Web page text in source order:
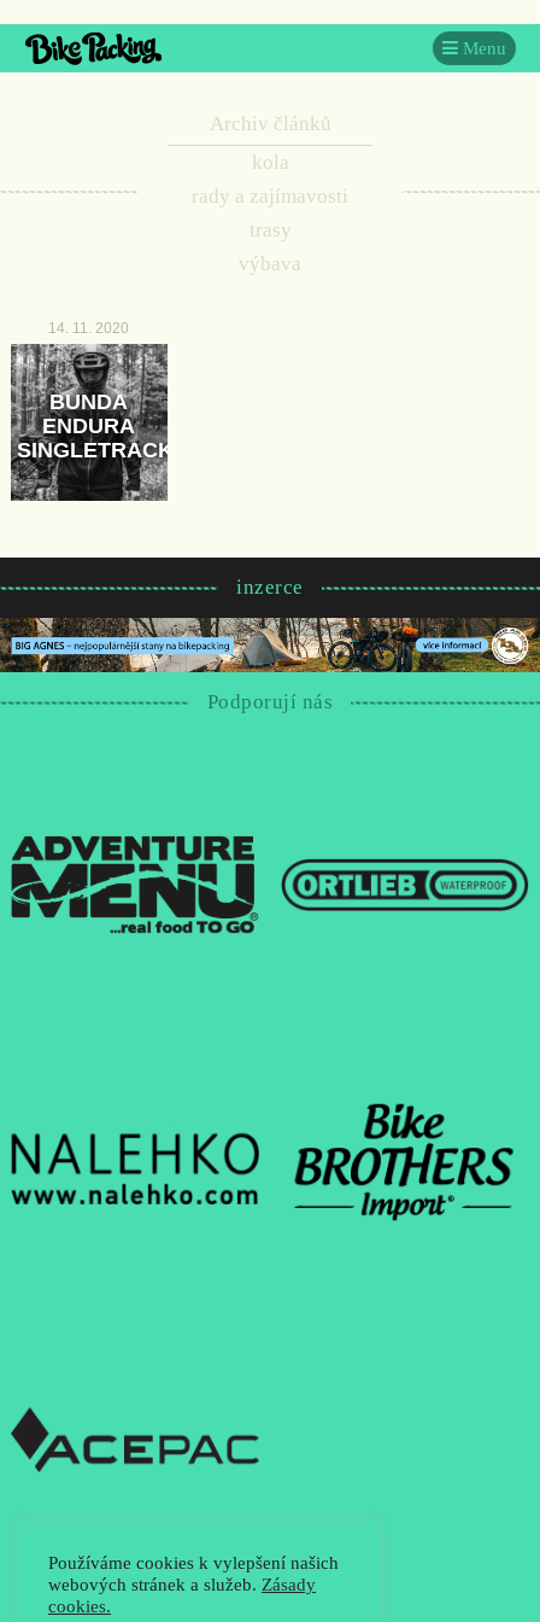
Menu
Archiv článků
kola
rady a zajímavosti
trasy
výbava
14. 11. 2020
BUNDA
ENDURA
SINGLETRACK
inzerce
Podporují nás
Používáme cookies k vylepšení našich
webových stránek a služeb. Zásady
cookies.